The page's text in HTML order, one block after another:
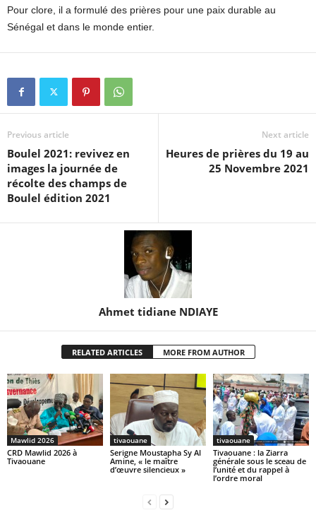
Pour clore, il a formulé des prières pour une paix durable au
Sénégal et dans le monde entier.
Previous article
Boulel 2021: revivez en
images la journée de
récolte des champs de
Boulel édition 2021
Next article
Heures de prières du 19 au
25 Novembre 2021
Ahmet tidiane NDIAYE
RELATED ARTICLES MORE FROM AUTHOR
Mawlid 2026
CRD Mawlid 2026 à
Tivaouane
tivaouane
Serigne Moustapha Sy Al
Amine, « le maître
d’œuvre silencieux »
tivaouane
Tivaouane : la Ziarra
générale sous le sceau de
l’unité et du rappel à
l’ordre moral